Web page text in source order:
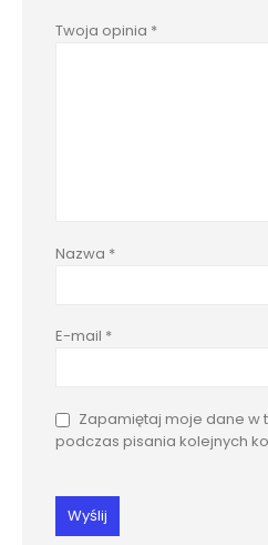
Twoja opinia *
Nazwa *
E-mail *
Zapamiętaj moje dane w
podczas pisania kolejnych